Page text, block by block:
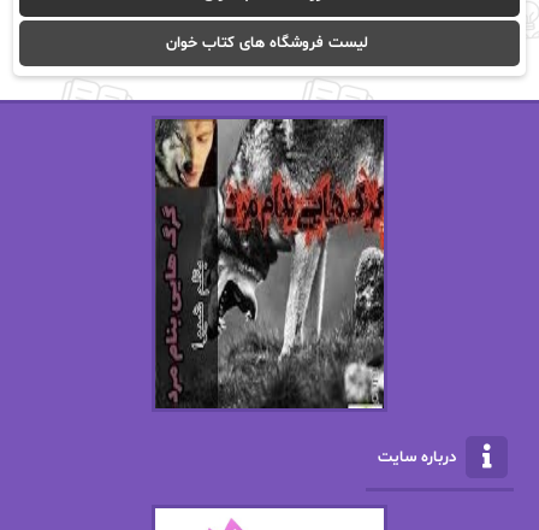
ا_اصغر زاده ا_اصغرزاده
اریک مورگنشترن از نیلوفر لاری
استل مسکم
اصغر زاده
اکرم محمدی
الف صاد
الکساندر دوما
الناز پاکپور‌
الناز محمدی
لیست فروشگاه های کتاب خوان
درباره سایت